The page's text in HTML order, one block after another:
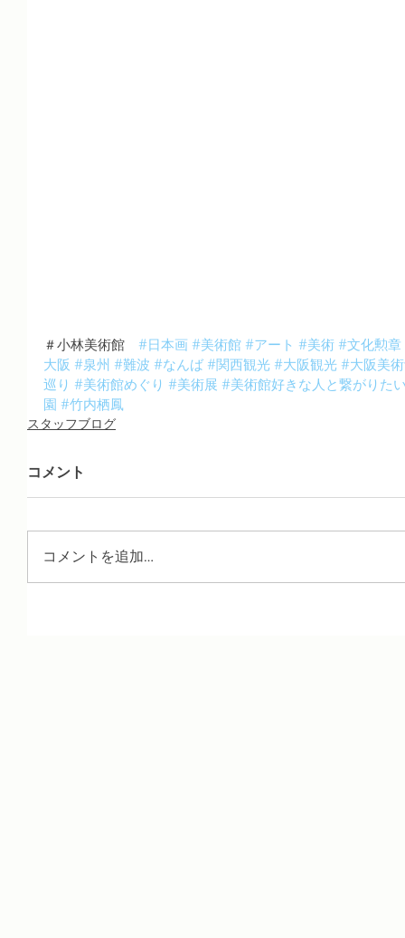
＃小林美術館 #日本画 #美術館 #アート #美術 #文化勲章
大阪 #泉州 #難波 #なんば #関西観光 #大阪観光 #大阪美
巡り #美術館めぐり #美術展 #美術館好きな人と繋がりた
園 #竹内栖鳳
スタッフブログ
コメント
コメントを追加…